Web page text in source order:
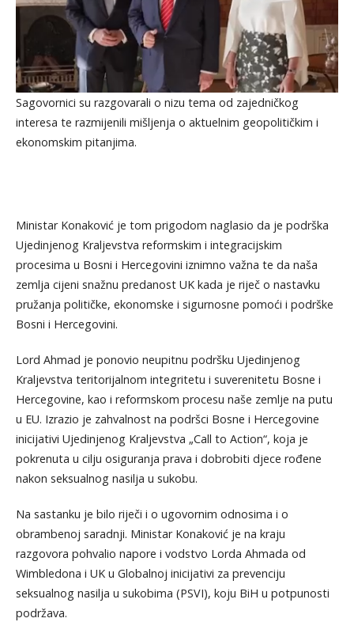
Sagovornici su razgovarali o nizu tema od zajedničkog
interesa te razmijenili mišljenja o aktuelnim geopolitičkim i
ekonomskim pitanjima.
Ministar Konaković je tom prigodom naglasio da je podrška
Ujedinjenog Kraljevstva reformskim i integracijskim
procesima u Bosni i Hercegovini iznimno važna te da naša
zemlja cijeni snažnu predanost UK kada je riječ o nastavku
pružanja političke, ekonomske i sigurnosne pomoći i podrške
Bosni i Hercegovini.
Lord Ahmad je ponovio neupitnu podršku Ujedinjenog
Kraljevstva teritorijalnom integritetu i suverenitetu Bosne i
Hercegovine, kao i reformskom procesu naše zemlje na putu
u EU. Izrazio je zahvalnost na podršci Bosne i Hercegovine
inicijativi Ujedinjenog Kraljevstva „Call to Action“, koja je
pokrenuta u cilju osiguranja prava i dobrobiti djece rođene
nakon seksualnog nasilja u sukobu.
Na sastanku je bilo riječi i o ugovornim odnosima i o
obrambenoj saradnji. Ministar Konaković je na kraju
razgovora pohvalio napore i vodstvo Lorda Ahmada od
Wimbledona i UK u Globalnoj inicijativi za prevenciju
seksualnog nasilja u sukobima (PSVI), koju BiH u potpunosti
podržava.